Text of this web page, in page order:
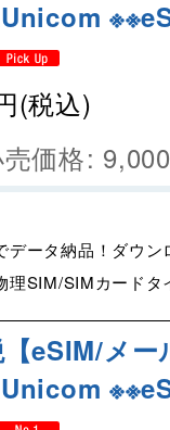
(税込)
価格: 9,000
データ納品！ダウ
理SIM/SIMカード
eSIM/メ